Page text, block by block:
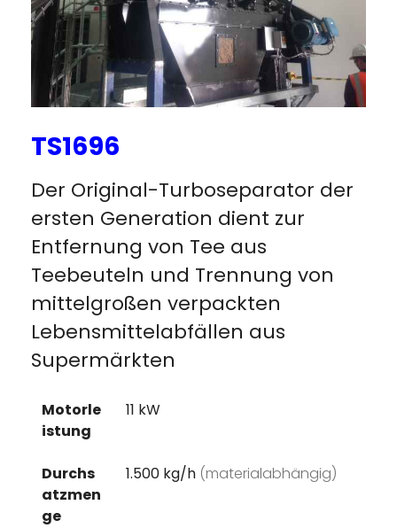
TS1696
Der Original-Turboseparator der
ersten Generation dient zur
Entfernung von Tee aus
Teebeuteln und Trennung von
mittelgroßen verpackten
Lebensmittelabfällen aus
Supermärkten
Motorle
istung
11 kW
Durchs
atzmen
ge
1.500 kg/h (materialabhängig)